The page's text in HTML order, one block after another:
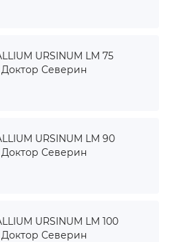
URSINUM LM 75
Доктор Северин
URSINUM LM 90
Доктор Северин
URSINUM LM 100
Доктор Северин